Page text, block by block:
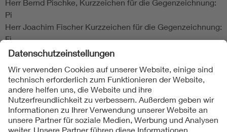
Herr Bernd Pischke, Kurzzeichen für die Gegenzeichnung:
Pi
Herr Joachim Fischer Kurzzeichen für die Gegenzeichnung:
Fi
Folgen Sie uns